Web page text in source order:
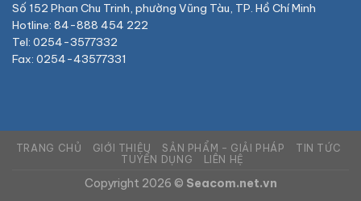
Số 152 Phan Chu Trinh, phường Vũng Tàu, TP. Hồ Chí Minh
Hotline: 84-888 454 222
Tel: 0254-3577332
Fax: 0254-43577331
TRANG CHỦ GIỚI THIỆU SẢN PHẨM – GIẢI PHÁP
TIN TỨC
TUYỂN DỤNG
LIÊN HỆ
Copyright 2026 © Seacom.net.vn